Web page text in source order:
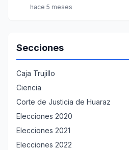
hace 5 meses
Secciones
Caja Trujillo
Ciencia
Corte de Justicia de Huaraz
Elecciones 2020
Elecciones 2021
Elecciones 2022